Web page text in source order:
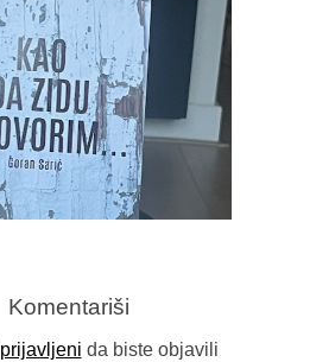
Komentariši
prijavljeni da biste objavili